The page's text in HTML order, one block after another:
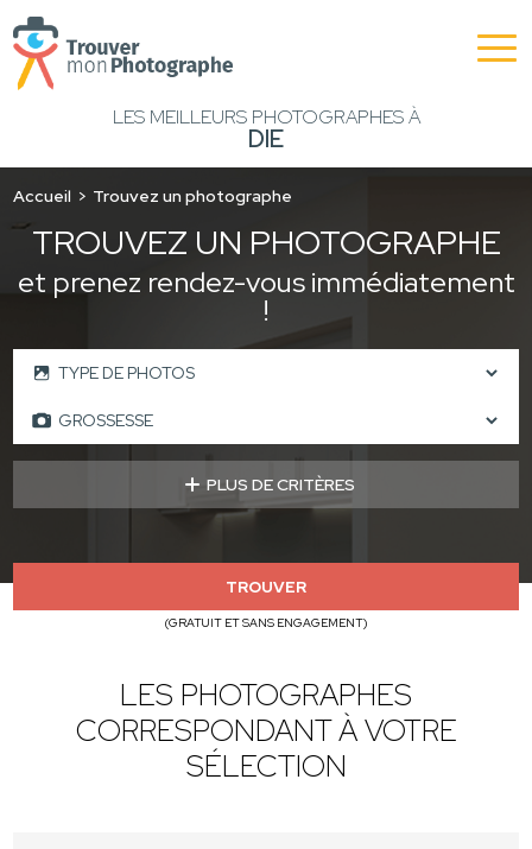
LES MEILLEURS PHOTOGRAPHES À
DIE
Accueil Trouvez un photographe
TROUVEZ UN PHOTOGRAPHE
et prenez rendez-vous immédiatement
!
PLUS DE CRITÈRES
TROUVER
(GRATUIT ET SANS ENGAGEMENT)
LES PHOTOGRAPHES
CORRESPONDANT À VOTRE
SÉLECTION